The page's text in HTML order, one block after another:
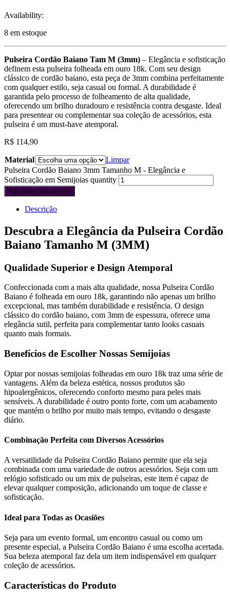
Availability:
8 em estoque
Pulseira Cordão Baiano Tam M (3mm) – Elegância e sofisticação
definem esta pulseira folheada em ouro 18k. Com seu design
clássico de cordão baiano, esta peça de 3mm combina perfeitamente
com qualquer estilo, seja casual ou formal. A durabilidade é
garantida pelo processo de folheamento de alta qualidade,
oferecendo um brilho duradouro e resistência contra desgaste. Ideal
para presentear ou complementar sua coleção de acessórios, esta
pulseira é um must-have atemporal.
R$ 114,90
Material
Limpar
Pulseira Cordão Baiano 3mm Tamanho M - Elegância e
Sofisticação em Semijoias quantity
Adicionar ao carrinho
Descrição
Descubra a Elegância da Pulseira Cordão
Baiano Tamanho M (3MM)
Qualidade Superior e Design Atemporal
Confeccionada com a mais alta qualidade, nossa Pulseira Cordão
Baiano é folheada em ouro 18k, garantindo não apenas um brilho
excepcional, mas também durabilidade e resistência. O design
clássico do cordão baiano, com 3mm de espessura, oferece uma
elegância sutil, perfeita para complementar tanto looks casuais
quanto mais formais.
Benefícios de Escolher Nossas Semijoias
Optar por nossas semijoias folheadas em ouro 18k traz uma série de
vantagens. Além da beleza estética, nossos produtos são
hipoalergênicos, oferecendo conforto mesmo para peles mais
sensíveis. A durabilidade é outro ponto forte, com um acabamento
que mantém o brilho por muito mais tempo, evitando o desgaste
diário.
Combinação Perfeita com Diversos Acessórios
A versatilidade da Pulseira Cordão Baiano permite que ela seja
combinada com uma variedade de outros acessórios. Seja com um
relógio sofisticado ou um mix de pulseiras, este item é capaz de
elevar qualquer composição, adicionando um toque de classe e
sofisticação.
Ideal para Todas as Ocasiões
Seja para um evento formal, um encontro casual ou como um
presente especial, a Pulseira Cordão Baiano é uma escolha acertada.
Sua beleza atemporal faz dela um item indispensável em qualquer
coleção de acessórios.
Características do Produto